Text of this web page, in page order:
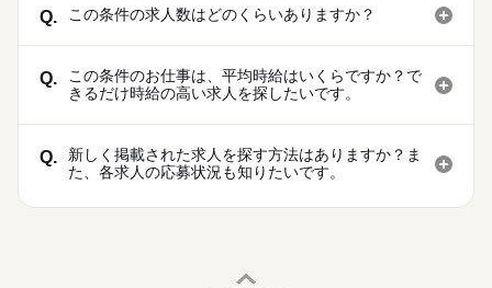
Q. この条件の求人数はどのくらいありますか？
Q.
この条件のお仕事は、平均時給はいくらですか？で
きるだけ時給の高い求人を探したいです。
Q.
新しく掲載された求人を探す方法はありますか？ま
た、各求人の応募状況も知りたいです。